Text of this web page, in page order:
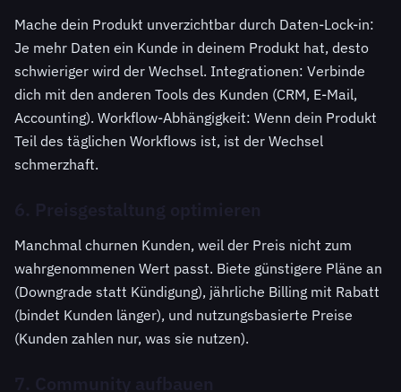
Mache dein Produkt unverzichtbar durch Daten-Lock-in:
Je mehr Daten ein Kunde in deinem Produkt hat, desto
schwieriger wird der Wechsel. Integrationen: Verbinde
dich mit den anderen Tools des Kunden (CRM, E-Mail,
Accounting). Workflow-Abhängigkeit: Wenn dein Produkt
Teil des täglichen Workflows ist, ist der Wechsel
schmerzhaft.
Manchmal churnen Kunden, weil der Preis nicht zum
wahrgenommenen Wert passt. Biete günstigere Pläne an
(Downgrade statt Kündigung), jährliche Billing mit Rabatt
(bindet Kunden länger), und nutzungsbasierte Preise
(Kunden zahlen nur, was sie nutzen).